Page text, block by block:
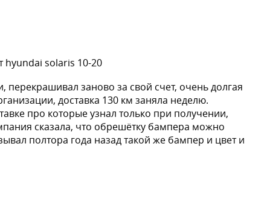
SILVER ICE
solaris 10-20
перекрашивал заново за свой счет, очень долгая
доставка 130 км заняла неделю.
про которые узнал только при получении,
сказала, что обрешётку бампера можно
полтора года назад такой же бампер и цвет и